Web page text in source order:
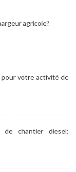
agricole?
pour votre activité de
chantier diesel: